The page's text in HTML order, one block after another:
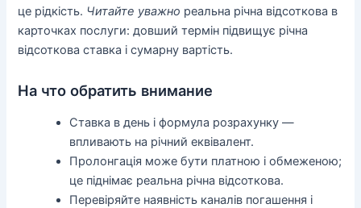
це рідкість. Читайте уважно реальна річна відсоткова в
карточках послуги: довший термін підвищує річна
відсоткова ставка і сумарну вартість.
На что обратить внимание
Ставка в день і формула розрахунку —
впливають на річний еквівалент.
Пролонгація може бути платною і обмеженою;
це піднімає реальна річна відсоткова.
Перевіряйте наявність каналів погашення і